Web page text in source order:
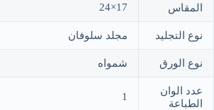
المقاس 17×24
نوع التجليد مجلد سلوفان
نوع الورق شمواه
عدد الوان
الطباعة
1